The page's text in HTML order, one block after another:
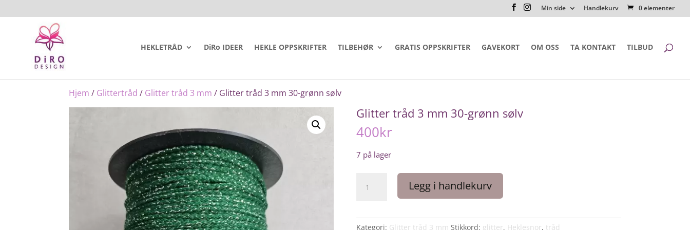
Min side Handlekurv 0 elementer
HEKLETRÅD DiRo IDEER HEKLE OPPSKRIFTER TILBEHØR GRATIS OPPSKRIFTER GAVEKORT OM OSS TA KONTAKT TILBUD
Hjem / Glittertråd / Glitter tråd 3 mm / Glitter tråd 3 mm 30-grønn sølv
Glitter tråd 3 mm 30-grønn sølv
400kr
7 på lager
tråd
mm
Legg i handlekurv
Kategori: Glitter tråd 3 mm Stikkord: glitter, Heklesnor, tråd